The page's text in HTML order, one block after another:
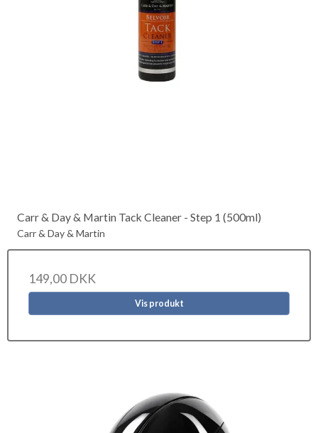
Carr & Day & Martin Tack Cleaner - Step 1 (500ml)
Carr & Day & Martin
149,00 DKK
Vis produkt